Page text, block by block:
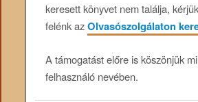
keresett könyvet nem találja,
felénk azOlvasószolgálaton
A támogatást előre is köszönjük
felhasználó nevében.